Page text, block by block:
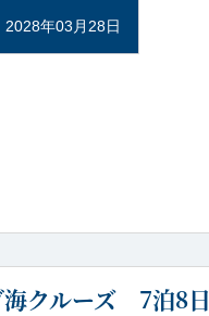
2028年03月28日
海クルーズ 7泊8日